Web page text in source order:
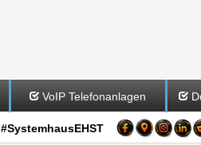
VoIP Telefonanlagen
#SystemhausEHST